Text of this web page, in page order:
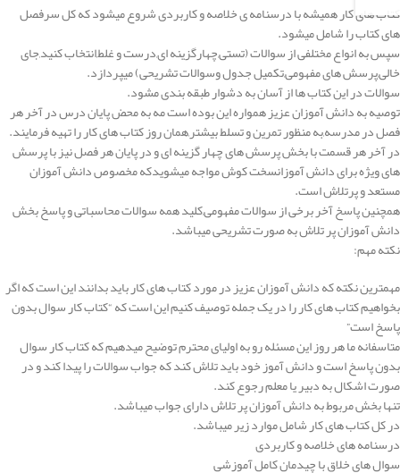
کتاب های کار همیشه با درسنامه ی خلاصه و کاربردی شروع میشود که کل سرفصل
های کتاب را شامل میشود.
سپس به انواع مختلفی از سوالات (تستی,چهارگزینه ای,درست و غلط,انتخاب کنید,جای
خالی,پرسش های مفهومی,تکمیل جدول وسوالات تشریحی) میپردازد.
سوالات در این کتاب ها از آسان به دشوار طبقه بندی مشود.
توصیه به دانش آموزان عزیز همواره این بوده است مه به محض پایان درس در آخر هر
فصل در مدرسه,به منظور تمرین و تسلط بیشتر,همان روز کتاب های کار را تهیه فرمایند.
در آخر هر قسمت با بخش پرسش های چهار گزینه ای و در پایان هر فصل نیز با پرسش
های ویژه برای دانش آموزانسخت کوش مواجه میشویدکه مخصوص دانش آموزان
مستعد و پرتلاش است.
همچنین پاسخ آخر برخی از سوالات مفهومی,کلید همه سوالات محاسباتی و پاسخ بخش
دانش آموزان پر تلاش به صورت تشریحی میباشد.
نکته مهم:
مهمترین نکته که دانش آموزان عزیز در مورد کتاب های کار باید بدانند این است که اگر
بخواهیم کتاب های کار را در یک جمله توصیف کنیم این است که “کتاب کار سوال بدون
پاسخ است”
متاسفانه ما هر روز این مسئله رو به اولیای محترم توضیح میدهیم که کتاب کار سوال
بدون پاسخ است و دانش آموز خود باید تلاش کند که جواب سوالات را پیدا کند و در
صورت اشکال به دبیر یا معلم رجوع کند.
تنها بخش مربوط به دانش آموزان پر تلاش دارای جواب میباشد.
در کل کتاب های کار شامل موارد زیر میباشد.
درسنامه های خلاصه و کاربردی
سوال های خلاق با چیدمان کامل آموزشی